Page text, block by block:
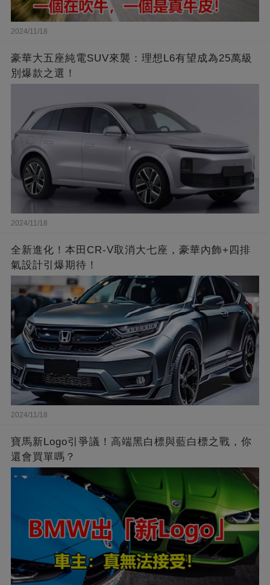
2024/11/18
豪華大五座純電SUV來襲：理想L6有望成為25萬級
別爆款之選！
2024/11/18
全新進化！本田CR-V取消大七座，豪華內飾+四排
氣設計引爆期待！
2024/11/18
寶馬新Logo引爭議！高端黑白標與藍白標之戰，你
還會買單嗎？